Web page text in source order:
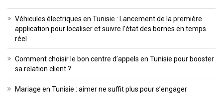
Véhicules électriques en Tunisie : Lancement de la première
application pour localiser et suivre l’état des bornes en temps
réel
Comment choisir le bon centre d’appels en Tunisie pour booster
sa relation client ?
Mariage en Tunisie : aimer ne suffit plus pour s’engager